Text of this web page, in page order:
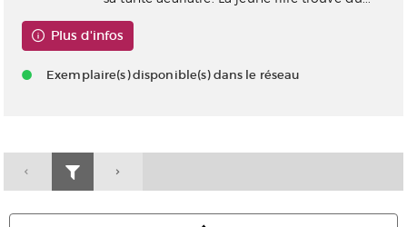
Plus d'infos
Exemplaire(s) disponible(s) dans le réseau